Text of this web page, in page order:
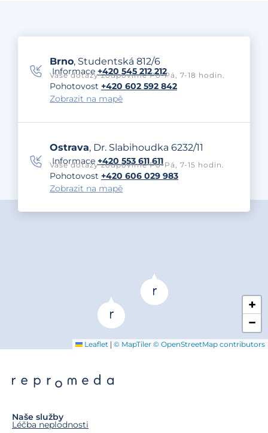
Brno, Studentská 812/6
Informace +420 545 212 212
Vaše dotazy zodpovíme Po-Pá, 7-18 hodin.
Pohotovost +420 602 592 842
Zobrazit na mapě
Ostrava, Dr. Slabihoudka 6232/11
Informace +420 553 611 611
Vaše dotazy zodpovíme Po-Pá, 7-15 hodin.
Pohotovost +420 606 029 983
Zobrazit na mapě
+
−
Leaflet | © MapTiler © OpenStreetMap contributors
Naše služby
Léčba neplodnosti